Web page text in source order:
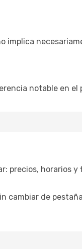
implica
notable en el
precios, horarios
cambiar de